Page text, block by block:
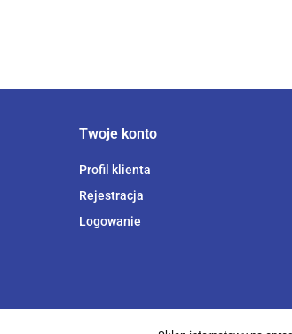
Twoje konto
Profil klienta
Rejestracja
Logowanie